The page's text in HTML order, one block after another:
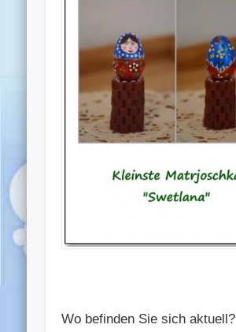
Wo befinden Sie sich aktuell?